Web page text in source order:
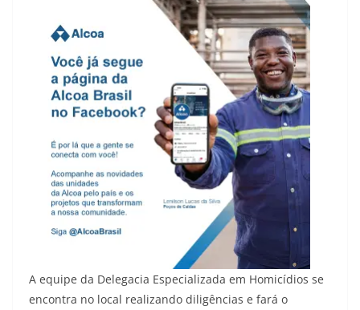
A equipe da Delegacia Especializada em Homicídios se
encontra no local realizando diligências e fará o